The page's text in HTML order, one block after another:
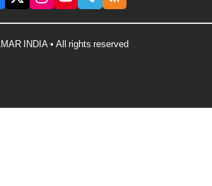
INDIA • All rights reserved